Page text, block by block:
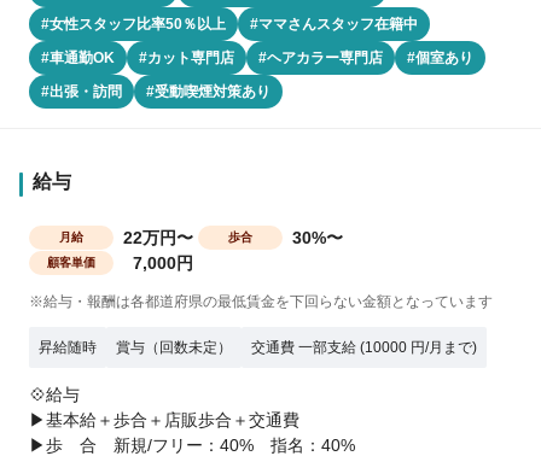
#女性スタッフ比率50％以上
#ママさんスタッフ在籍中
#車通勤OK
#カット専門店 #ヘアカラー専門店
#個室あり
#出張・訪問
#受動喫煙対策あり
給与
月給 22万円〜 歩合 30%〜
顧客単価 7,000円
※給与・報酬は各都道府県の最低賃金を下回らない金額となっています
昇給随時 賞与（回数未定） 交通費 一部支給 (10000 円/月まで)
💠給与
▶基本給＋歩合＋店販歩合＋交通費
▶歩 合 新規/フリー：40% 指名：40%